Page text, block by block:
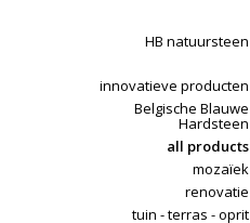
HB natuursteen
innovatieve producten
Belgische Blauwe
Hardsteen
all products
mozaïek
renovatie
tuin - terras - oprit